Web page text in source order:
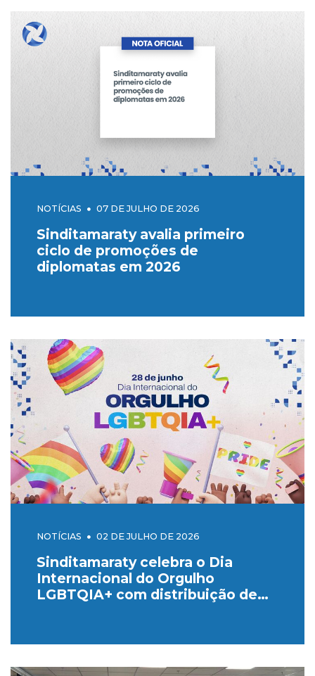
NOTÍCIAS 07 DE JULHO DE 2026
Sinditamaraty avalia primeiro
ciclo de promoções de
diplomatas em 2026
NOTÍCIAS 02 DE JULHO DE 2026
Sinditamaraty celebra o Dia
Internacional do Orgulho
LGBTQIA+ com distribuição de